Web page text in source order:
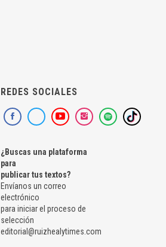
REDES SOCIALES
¿Buscas una plataforma
para
publicar tus textos?
Envíanos un correo
electrónico
para iniciar el proceso de
selección
editorial@ruizhealytimes.com